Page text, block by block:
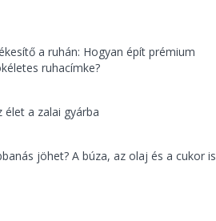
a ruhán: Hogyan épít prémium
ruhacímke?
élet a zalai gyárba
jöhet? A búza, az olaj és a cukor is